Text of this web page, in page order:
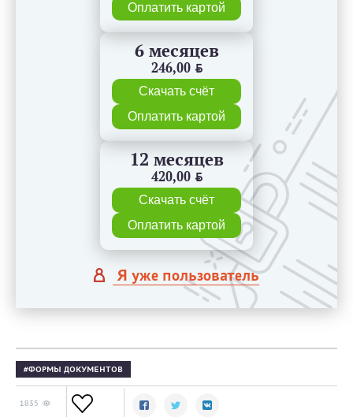
Оплатить картой
6 месяцев
246,00 BYN
Скачать счёт
Оплатить картой
12 месяцев
420,00 BYN
Скачать счёт
Оплатить картой
Я уже пользователь
ФОРМЫ ДОКУМЕНТОВ
1835